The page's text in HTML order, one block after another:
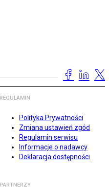
REGULAMIN
Polityka Prywatności
Zmiana ustawień zgód
Regulamin serwisu
Informacje o nadawcy
Deklaracja dostępności
PARTNERZY